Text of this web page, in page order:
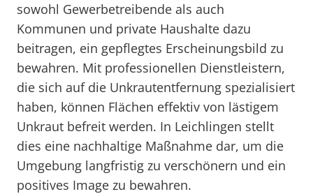
sowohl Gewerbetreibende als auch
Kommunen und private Haushalte dazu
beitragen, ein gepflegtes Erscheinungsbild zu
bewahren. Mit professionellen Dienstleistern,
die sich auf die Unkrautentfernung spezialisiert
haben, können Flächen effektiv von lästigem
Unkraut befreit werden. In Leichlingen stellt
dies eine nachhaltige Maßnahme dar, um die
Umgebung langfristig zu verschönern und ein
positives Image zu bewahren.